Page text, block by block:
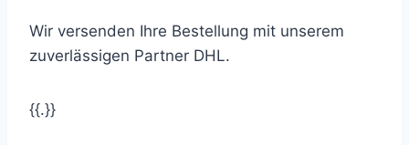
Wir versenden Ihre Bestellung mit unserem
zuverlässigen Partner DHL.
{{.}}